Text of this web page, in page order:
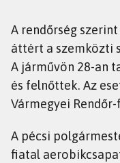
A rendőrség
áttért a szemközti
A járművön 28-an
és felnőttek. Az
Vármegyei
A pécsi
fiatal